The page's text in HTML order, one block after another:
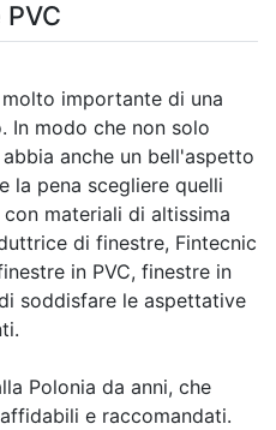
importante di una
In modo che non solo
anche un bell'aspetto
la pena scegliere quelli
materiali di altissima
di finestre, Fintecnic
in PVC, finestre in
soddisfare le aspettative
Polonia da anni, che
e raccomandati.